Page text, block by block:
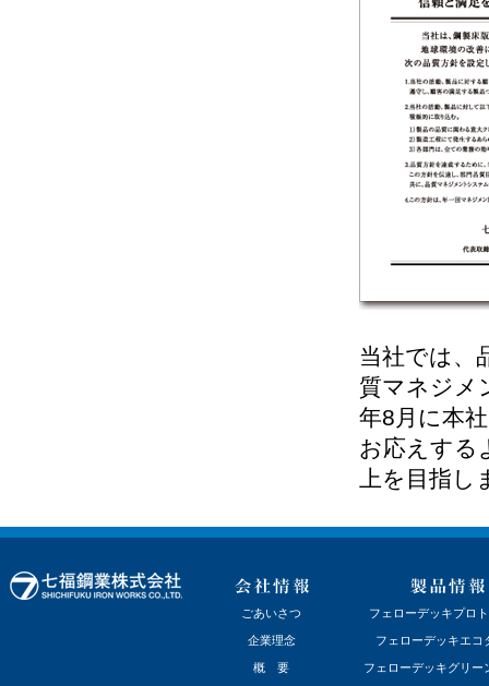
当社では、
質マネジメ
年8月に本
お応えする
上を目指し
ごあいさつ フェローデッキプロ
企業理念 フェローデッキエコ
概 要 フェローデッキグリー